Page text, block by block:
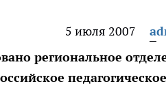
5 июля 2007
региональное
педагогическое